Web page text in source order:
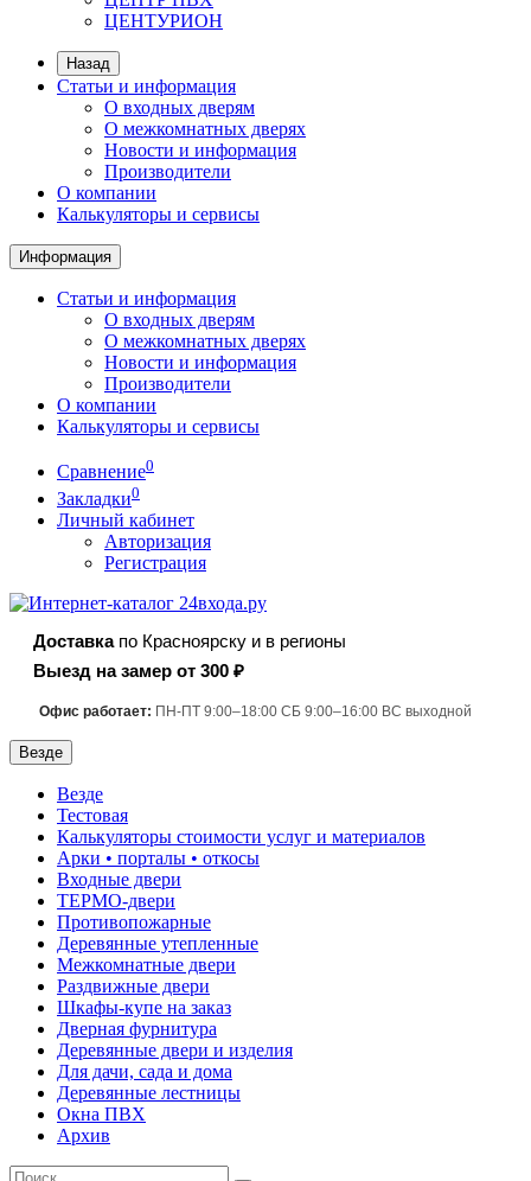
ЦЕНТУРИОН
Назад
Статьи и информация
О входных дверям
О межкомнатных дверях
Новости и информация
Производители
О компании
Калькуляторы и сервисы
Информация
Статьи и информация
О входных дверям
О межкомнатных дверях
Новости и информация
Производители
О компании
Калькуляторы и сервисы
Сравнение0
Закладки0
Личный кабинет
Авторизация
Регистрация
Доставкапо Красноярску и в регионы
Выезд на замер от 300 ₽
Офис работает: ПН-ПТ 9:00–18:00 СБ 9:00–16:00 ВС выходной
Везде
Везде
Тестовая
Калькуляторы стоимости услуг и материалов
Арки • порталы • откосы
Входные двери
ТЕРМО-двери
Противопожарные
Деревянные утепленные
Межкомнатные двери
Раздвижные двери
Шкафы-купе на заказ
Дверная фурнитура
Деревянные двери и изделия
Для дачи, сада и дома
Деревянные лестницы
Окна ПВХ
Архив